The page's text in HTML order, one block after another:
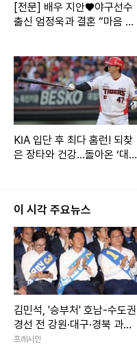
[전문] 배우 지안♥야구선수
출신 엄정욱과 결혼 “마음 참
KIA 입단 후 최다 홈런! 되찾
은 장타와 건강…돌아온 ‘대왕
이 시각 주요뉴스
김민석, '승부처' 호남-수도권
경선 전 강원·대구·경북 과반
승리
프레시안